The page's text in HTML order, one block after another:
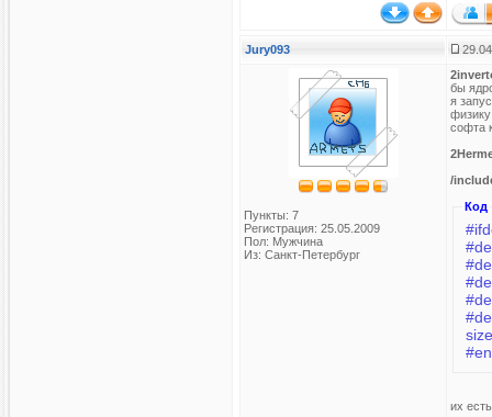
Jury093
Пункты: 7
Регистрация: 25.05.2009
Пол: Мужчина
Из: Санкт-Петербург
бы
я
софта
/
Код
их